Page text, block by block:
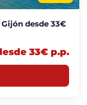
desde 33€
33€ p.p.